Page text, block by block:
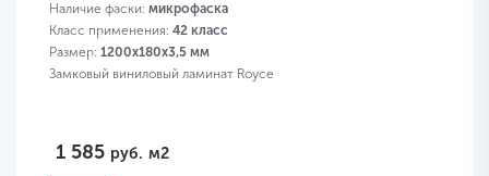
Наличие фаски: микрофаска
Класс применения: 42 класс
Размер: 1200х180х3,5 мм
Замковый виниловый ламинат Royce
1 585 руб. м2